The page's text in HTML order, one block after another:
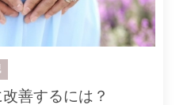
善するには？